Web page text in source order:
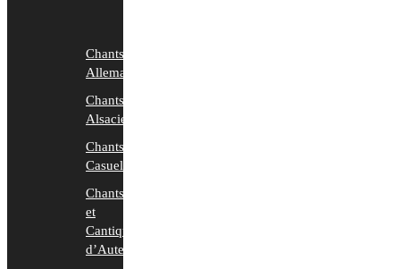
Chants
Allemands
Chants
Alsaciens
Chants
Casuels
Chants
et
Cantiques
d’Auteurs